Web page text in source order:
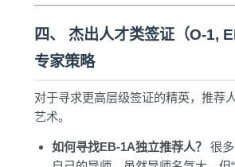
四、 杰出人才类签证（O-1,
专家策略
对于寻求更高层级签证的精英，推荐
艺术。
如何寻找EB-1A独立推荐人？
很